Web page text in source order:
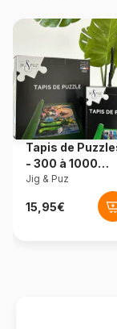
Référence
EAN
Nombre de pièces
Dimensions
Tapis de
- 300 à 1000
pièces
Jig & Puz